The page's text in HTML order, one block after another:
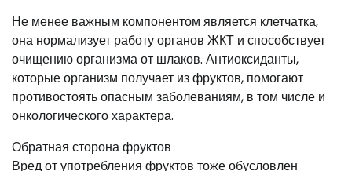
Не менее важным компонентом является клетчатка,
она нормализует работу органов ЖКТ и способствует
очищению организма от шлаков. Антиоксиданты,
которые организм получает из фруктов, помогают
противостоять опасным заболеваниям, в том числе и
онкологического характера.
Обратная сторона фруктов
Вред от употребления фруктов тоже обусловлен